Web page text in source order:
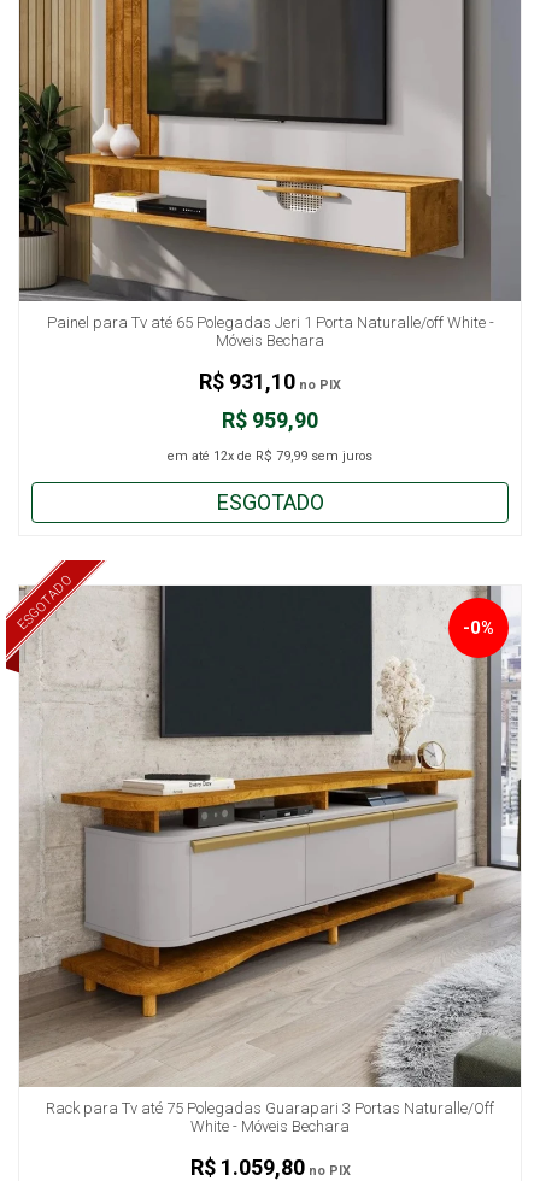
Painel para Tv até 65 Polegadas Jeri 1 Porta Naturalle/off White -
Móveis Bechara
R$ 959,90
em até 12x de R$ 79,99 sem juros
R$ 931,10 no PIX
ESGOTADO
ESGOTADO
Rack para Tv até 75 Polegadas Guarapari 3 Portas Naturalle/Off
White - Móveis Bechara
-0%
R$ 1.059,80no PIX